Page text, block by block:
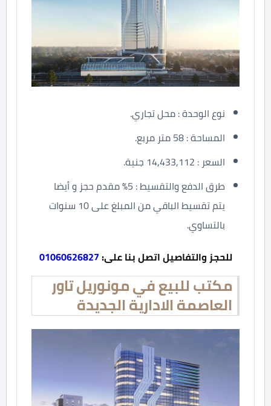
نوع الوحدة : محل تجاري.
المساحة : 58 متر مربع.
السعر : 14,433,112 جنية.
طرق الدفع والتقسيط : 5% مقدم حجز و أيضا
يتم تقسيط الباقي من المبلغ على 10 سنوات
بالتساوي.
للحجز والتفاصيل اتصل بنا على:01060626827
مكتب للبيع في مونوريل تاور
العاصمة الادارية الجديدة